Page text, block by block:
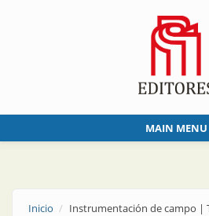
MAIN MENU
Inicio
Instrumentación de campo |